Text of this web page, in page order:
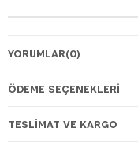
YORUMLAR(0)
ÖDEME SEÇENEKLERI
TESLIMAT VE KARGO